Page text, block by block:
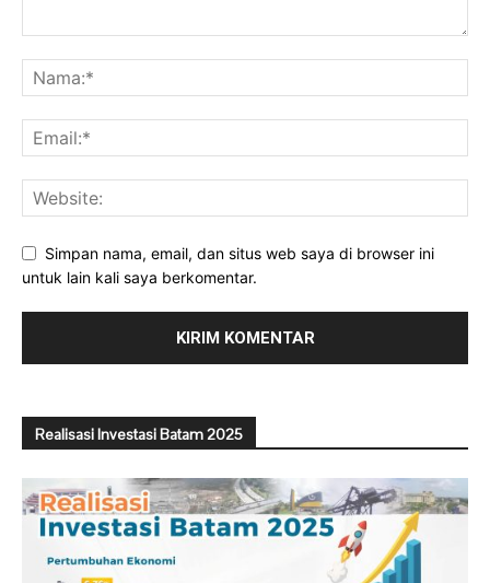
Simpan nama, email, dan situs web saya di browser ini
untuk lain kali saya berkomentar.
Realisasi Investasi Batam 2025